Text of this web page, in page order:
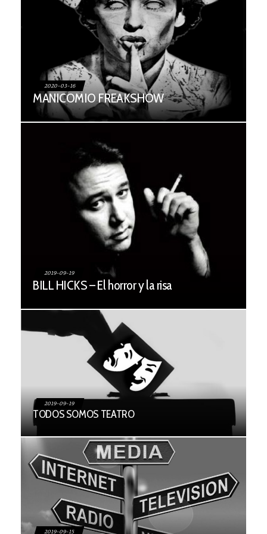
2020-03-16
MANICOMIO FREAKSHOW
2019-09-19
BILL HICKS – El horror y la risa
2019-09-19
TODOS SOMOS TEATRO
2019-09-15